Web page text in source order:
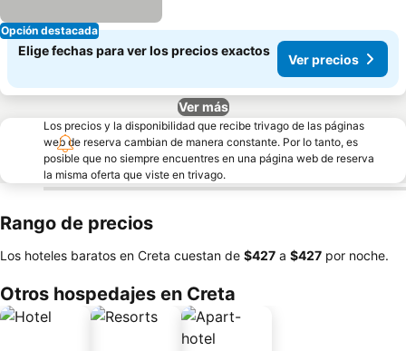
Opción destacada
Elige fechas para ver los precios exactos
Ver precios
Ver más
Los precios y la disponibilidad que recibe trivago de las páginas
web de reserva cambian de manera constante. Por lo tanto, es
posible que no siempre encuentres en una página web de reserva
la misma oferta que viste en trivago.
Rango de precios
Los hoteles baratos en Creta cuestan de ‎$427 a ‎$427 por noche.
Otros hospedajes en Creta